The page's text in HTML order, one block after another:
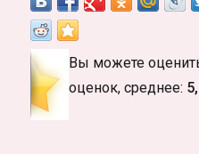
Вы можете
оценок, среднее: